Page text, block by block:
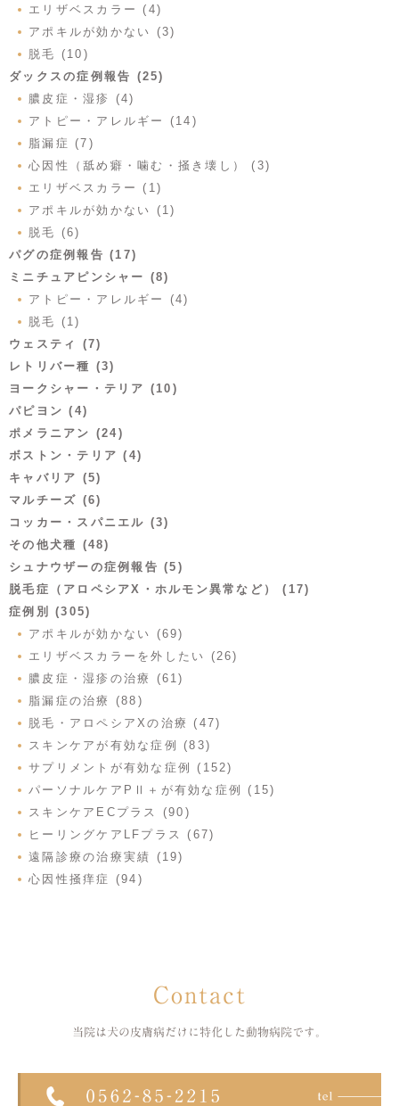
エリザベスカラー (4)
アポキルが効かない (3)
脱毛 (10)
ダックスの症例報告 (25)
膿皮症・湿疹 (4)
アトピー・アレルギー (14)
脂漏症 (7)
心因性（舐め癖・噛む・掻き壊し） (3)
エリザベスカラー (1)
アポキルが効かない (1)
脱毛 (6)
パグの症例報告 (17)
ミニチュアピンシャー (8)
アトピー・アレルギー (4)
脱毛 (1)
ウェスティ (7)
レトリバー種 (3)
ヨークシャー・テリア (10)
パピヨン (4)
ポメラニアン (24)
ボストン・テリア (4)
キャバリア (5)
マルチーズ (6)
コッカー・スパニエル (3)
その他犬種 (48)
シュナウザーの症例報告 (5)
脱毛症（アロペシアX・ホルモン異常など） (17)
症例別 (305)
アポキルが効かない (69)
エリザベスカラーを外したい (26)
膿皮症・湿疹の治療 (61)
脂漏症の治療 (88)
脱毛・アロペシアXの治療 (47)
スキンケアが有効な症例 (83)
サプリメントが有効な症例 (152)
パーソナルケアPⅡ＋が有効な症例 (15)
スキンケアECプラス (90)
ヒーリングケアLFプラス (67)
遠隔診療の治療実績 (19)
心因性掻痒症 (94)
Contact
当院は犬の皮膚病だけに特化した 動物病院です。